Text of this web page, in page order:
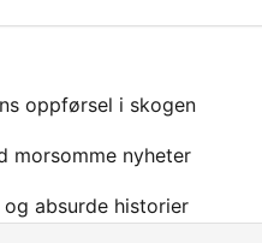
oppførsel i skogen
morsomme nyheter
absurde historier